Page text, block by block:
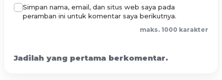
Simpan nama, email, dan situs web saya pada
peramban ini untuk komentar saya berikutnya.
maks. 1000 karakter
Jadilah yang pertama berkomentar.